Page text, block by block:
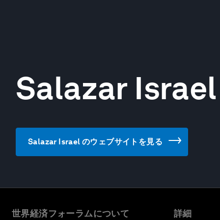
Salazar Israel
Salazar Israel のウェブサイトを見る
世界経済フォーラムについて 詳細